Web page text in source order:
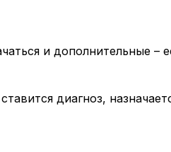
и дополнительные –
диагноз,